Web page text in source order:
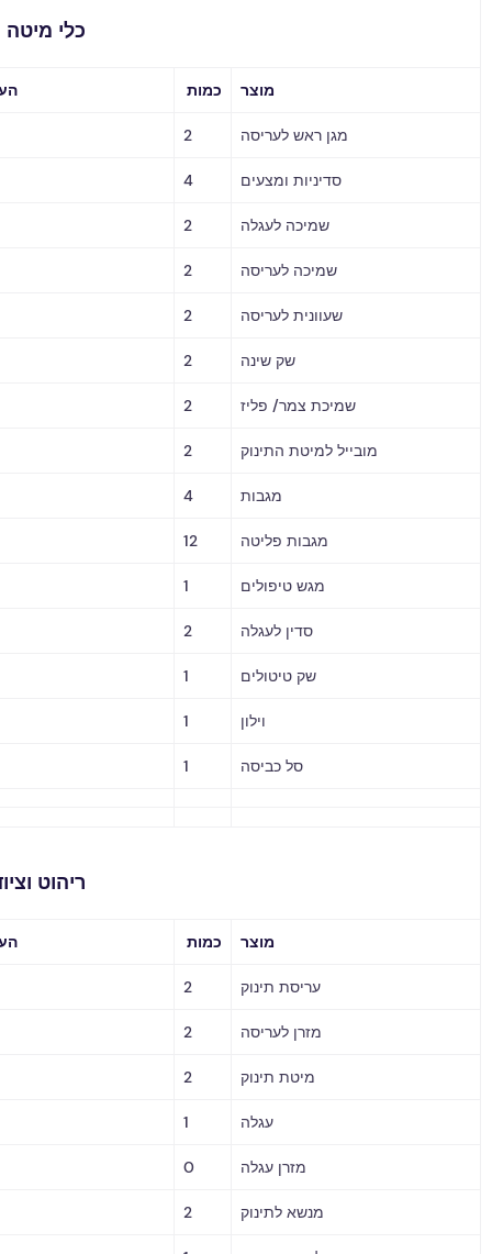
כלי מיטה וטקסטיל
כמות הערות / מחיר
מגן ראש לעריסה 2
סדיניות ומצעים 4
שמיכה לעגלה 2
שמיכה לעריסה 2
שעוונית לעריסה 2
2
שמיכת צמר/ פליז 2
מובייל למיטת התינוק 2
4
מגבות פליטה 12
1
2
1
1
ריהוט וציוד משלים
כמות הערות / מחיר
2
2
2
1
0
2